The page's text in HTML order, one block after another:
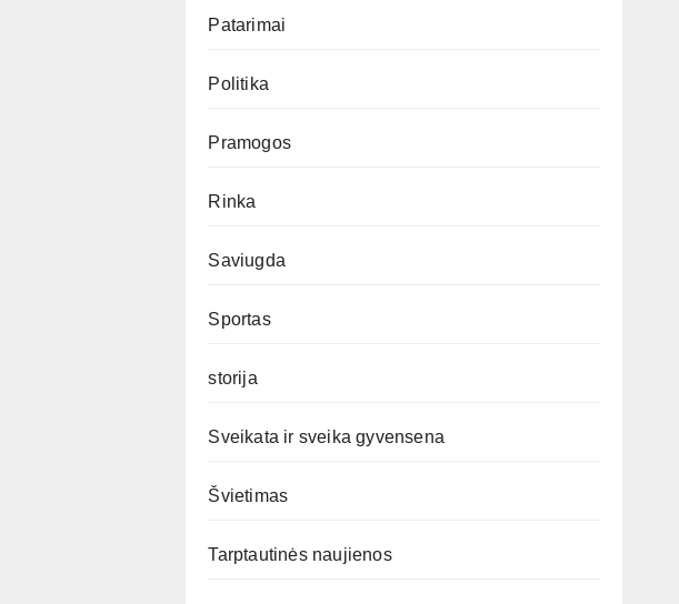
Patarimai
Politika
Pramogos
Rinka
Saviugda
Sportas
storija
Sveikata ir sveika gyvensena
Švietimas
Tarptautinės naujienos